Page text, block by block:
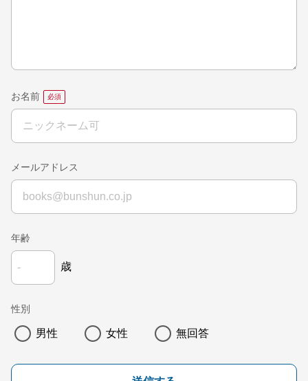
お名前
メールアドレス
年齢
歳
性別
男性 女性 無回答